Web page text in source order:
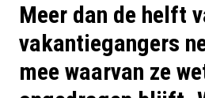
Meer dan de helft
vakantiegangers
mee waarvan ze